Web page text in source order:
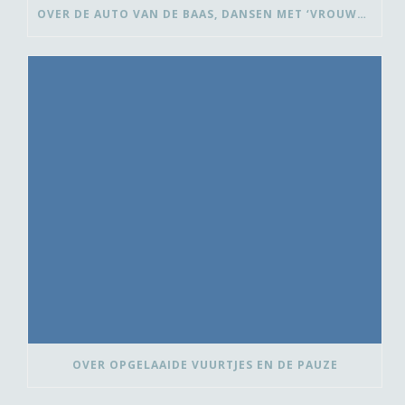
OVER DE AUTO VAN DE BAAS, DANSEN MET ‘VROUWEN VAN’ EN BEDANK-BLOMMEN
OVER OPGELAAIDE VUURTJES EN DE PAUZE